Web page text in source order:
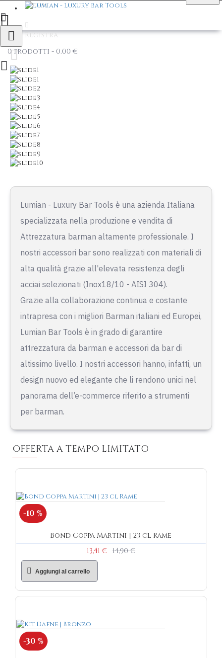
Login
Registra
0 prodotti - 0,00 €
Lumian - Luxury Bar Tools è una azienda Italiana
specializzata nella produzione e vendita di
Attrezzatura barman altamente professionale. I
nostri accessori bar sono realizzati con materiali di
alta qualità grazie all'elevata resistenza degli
acciai selezionati (Inox18/10 - AISI 304).
Grazie alla collaborazione continua e costante
intrapresa con i migliori Barman italiani ed Europei,
Lumian Bar Tools è in grado di garantire
attrezzatura da barman e accessori da bar di
altissimo livello. I nostri accessori hanno, infatti, un
design nuovo ed elegante che li rendono unici nel
panorama dell’e-commerce riferito a strumenti
per barman.
OFFERTA A TEMPO LIMITATO
-10 %
Bond Coppa Martini | 23 cl Rame
13,41 €
14,90 €
Aggiungi al carrello
-30 %